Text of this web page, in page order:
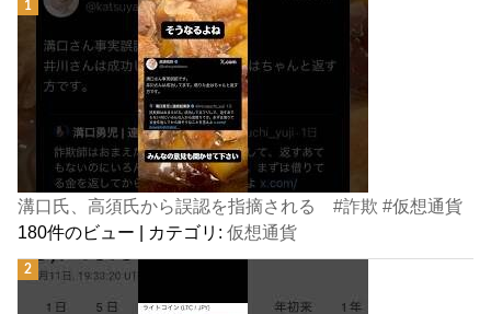
溝口氏、高須氏から誤認を指摘される #詐欺 #仮想通貨
180件のビュー | カテゴリ:仮想通貨